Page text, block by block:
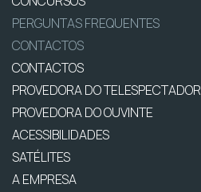
PERGUNTAS FREQUENTES
CONTACTOS
CONTACTOS
PROVEDORA DO TELESPECTADOR
PROVEDORA DO OUVINTE
ACESSIBILIDADES
SATÉLITES
A EMPRESA